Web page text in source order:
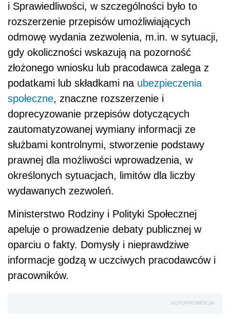
i Sprawiedliwości, w szczególności było to
rozszerzenie przepisów umożliwiających
odmowę wydania zezwolenia, m.in. w sytuacji,
gdy okoliczności wskazują na pozorność
złożonego wniosku lub pracodawca zalega z
podatkami lub składkami na ubezpieczenia
społeczne, znaczne rozszerzenie i
doprecyzowanie przepisów dotyczących
zautomatyzowanej wymiany informacji ze
służbami kontrolnymi, stworzenie podstawy
prawnej dla możliwości wprowadzenia, w
określonych sytuacjach, limitów dla liczby
wydawanych zezwoleń.
Ministerstwo Rodziny i Polityki Społecznej
apeluje o prowadzenie debaty publicznej w
oparciu o fakty. Domysły i nieprawdziwe
informacje godzą w uczciwych pracodawców i
pracowników.
AUTOPROMOCJA